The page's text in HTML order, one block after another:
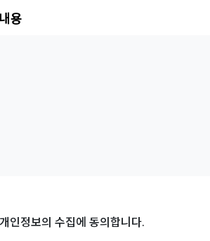
용
개인정보의 수집에 동의합니다.